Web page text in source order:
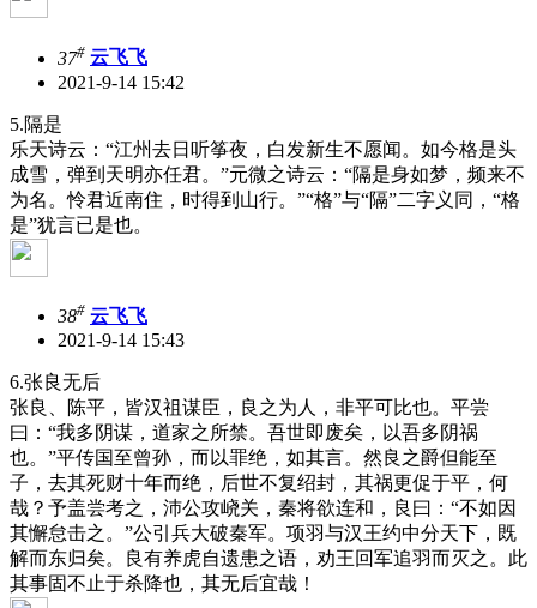
37# 云飞飞
2021-9-14 15:42
5.隔是
乐天诗云：“江州去日听筝夜，白发新生不愿闻。如今格是头
成雪，弹到天明亦任君。”元微之诗云：“隔是身如梦，频来不
为名。怜君近南住，时得到山行。”“格”与“隔”二字义同，“格
是”犹言已是也。
38# 云飞飞
2021-9-14 15:43
6.张良无后
张良、陈平，皆汉祖谋臣，良之为人，非平可比也。平尝
曰：“我多阴谋，道家之所禁。吾世即废矣，以吾多阴祸
也。”平传国至曾孙，而以罪绝，如其言。然良之爵但能至
子，去其死财十年而绝，后世不复绍封，其祸更促于平，何
哉？予盖尝考之，沛公攻峣关，秦将欲连和，良曰：“不如因
其懈怠击之。”公引兵大破秦军。项羽与汉王约中分天下，既
解而东归矣。良有养虎自遗患之语，劝王回军追羽而灭之。此
其事固不止于杀降也，其无后宜哉！